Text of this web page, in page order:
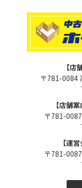
【
〒781-0084
【店舗
〒781-
【運
〒781-